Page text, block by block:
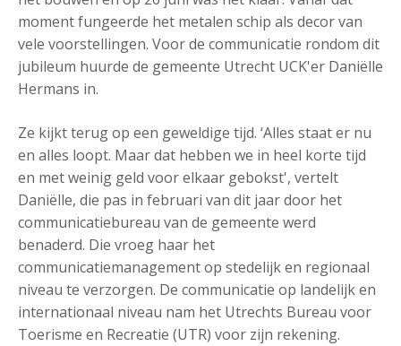
moment fungeerde het metalen schip als decor van
vele voorstellingen. Voor de communicatie rondom dit
jubileum huurde de gemeente Utrecht UCK'er Daniëlle
Hermans in.
Ze kijkt terug op een geweldige tijd. ‘Alles staat er nu
en alles loopt. Maar dat hebben we in heel korte tijd
en met weinig geld voor elkaar gebokst', vertelt
Daniëlle, die pas in februari van dit jaar door het
communicatiebureau van de gemeente werd
benaderd. Die vroeg haar het
communicatiemanagement op stedelijk en regionaal
niveau te verzorgen. De communicatie op landelijk en
internationaal niveau nam het Utrechts Bureau voor
Toerisme en Recreatie (UTR) voor zijn rekening.